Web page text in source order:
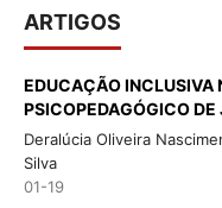
ARTIGOS
EDUCAÇÃO INCLUSIVA
PSICOPEDAGÓGICO
Deralúcia Oliveira
Silva
01-19